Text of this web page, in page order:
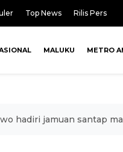
Top News Rilis Pers
MALUKU METRO
hadiri jamuan santap